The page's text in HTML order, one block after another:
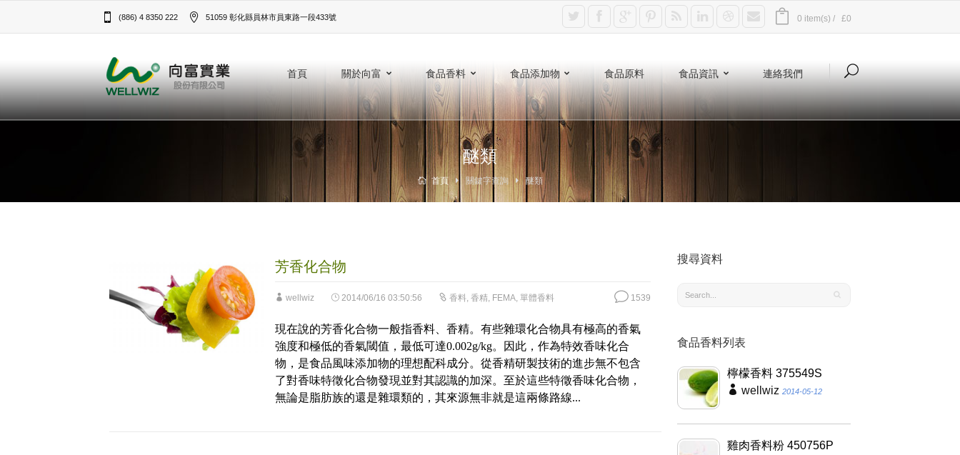
(886) 4 8350 222 51059 彰化縣員林市員東路一段433號‎ 0 item(s) / £0
首頁 關於向富 食品香料 食品添加物 食品原料 食品資訊 連絡我們
醚類
首頁 關鍵字查詢 醚類
芳香化合物
wellwiz 2014/06/16 03:50:56 香料, 香精, FEMA, 單體香料 1539
現在說的芳香化合物一般指香料、香精。有些雜環化合物具有極高的香氣
強度和極低的香氣閾值，最低可達0.002g/kg。因此，作為特效香味化合
物，是食品風味添加物的理想配科成分。從香精研製技術的進步無不包含
了對香味特徵化合物發現並對其認識的加深。至於這些特徵香味化合物，
無論是脂肪族的還是雜環類的，其來源無非就是這兩條路線...
搜尋資料
食品香料列表
檸檬香料 375549S
wellwiz 2014-05-12
雞肉香料粉 450756P